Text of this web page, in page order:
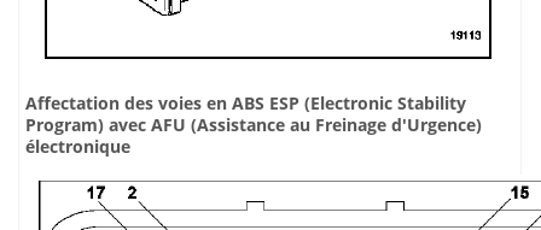
Affectation des voies en ABS ESP (Electronic Stability
Program) avec AFU (Assistance au Freinage d'Urgence)
électronique